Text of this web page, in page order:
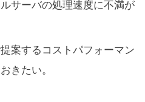
サーバの処理速度に不満が
案するコストパフォーマン
きたい。